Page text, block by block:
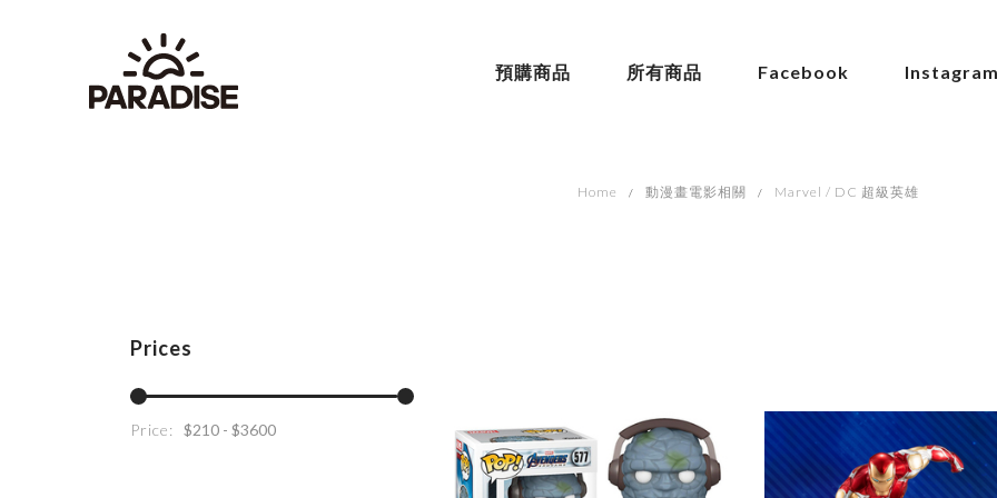
預購商品 所有商品 Facebook
Home 動漫畫電影相關 Marvel / DC 超級英雄
Prices
Price: